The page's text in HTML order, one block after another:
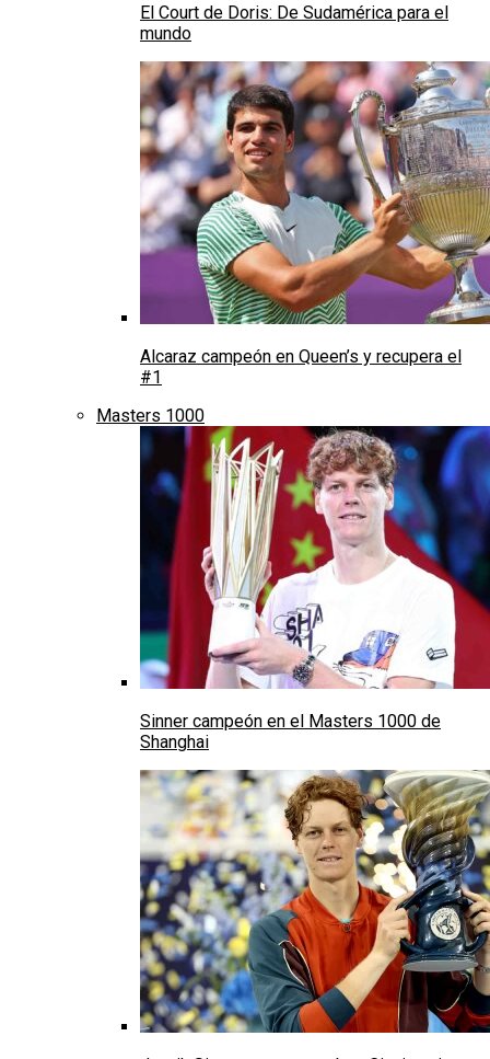
El Court de Doris: De Sudamérica para el
mundo
Alcaraz campeón en Queen’s y recupera el
#1
Masters 1000
Sinner campeón en el Masters 1000 de
Shanghai